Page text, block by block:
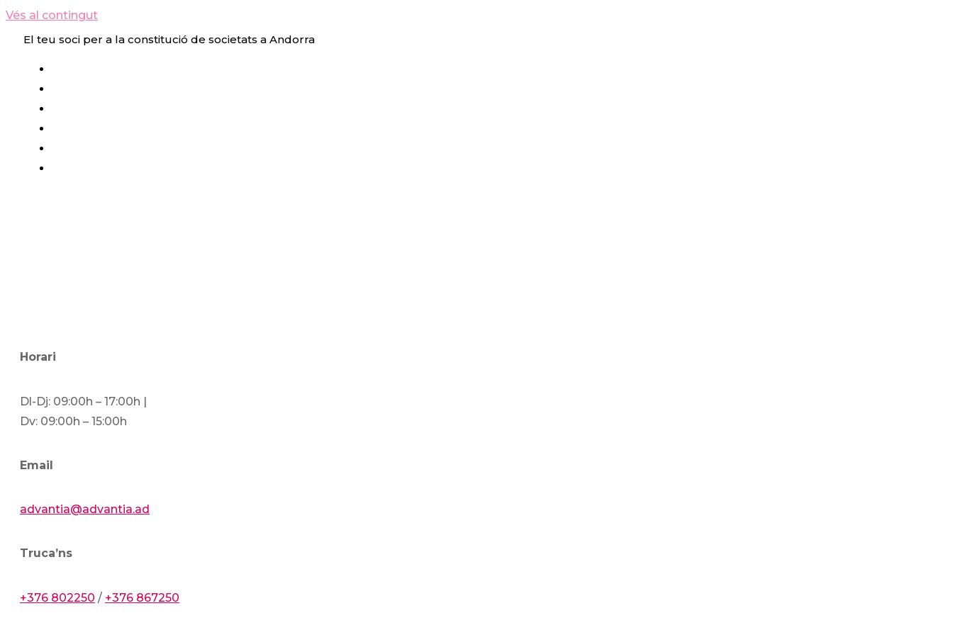
Vés al contingut
El teu soci per a la constitució de societats a Andorra
Horari
Dl-Dj: 09:00h – 17:00h |
Dv: 09:00h – 15:00h
Email
advantia@advantia.ad
Truca’ns
+376 802250 / +376 867250